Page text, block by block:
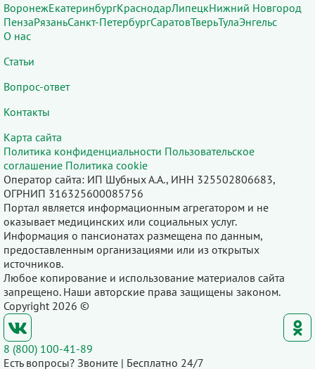
ВоронежЕкатеринбургКраснодарЛипецкНижний Новгород
ПензаРязаньСанкт-ПетербургСаратовТверьТулаЭнгельс
О нас
Статьи
Вопрос-ответ
Контакты
Карта сайта
Политика конфиденциальности Пользовательское
соглашение Политика cookie
Оператор сайта: ИП Шубных А.А., ИНН 325502806683,
ОГРНИП 316325600085756
Портал является информационным агрегатором и не
оказывает медицинских или социальных услуг.
Информация о пансионатах размещена по данным,
предоставленным организациями или из открытых
источников.
Любое копирование и использование материалов сайта
запрещено. Наши авторские права защищены законом.
Copyright 2026 ©
8 (800) 100-41-89
Есть вопросы? Звоните | Бесплатно 24/7